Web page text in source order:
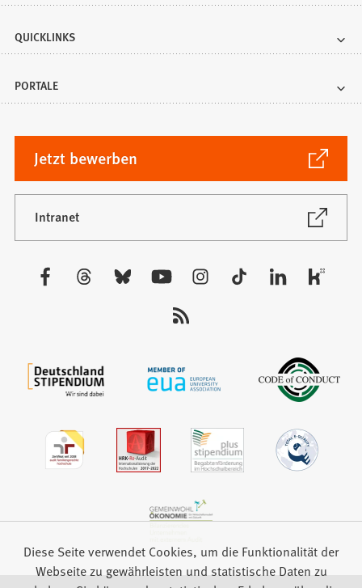
QUICKLINKS
PORTALE
Jetzt bewerben
(Öffnet
in
einem
neuen
Tab)
Intranet
(Öffnet
neuen
Besuchen
Diese Seite verwendet Cookies, um die Funktionalität der
Webseite zu gewährleisten und statistische Daten zu